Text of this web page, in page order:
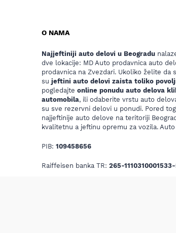
O NAMA
Najjeftiniji auto delovi u Beogradu
dve lokacije: MD Auto prodavnica auto
prodavnica na Zvezdari. Ukoliko želite da
su jeftini auto delovi zaista toliko
pogledajte online ponudu auto delova
automobila, ili odaberite vrstu auto
su sve rezervni delovi u ponudi. Pored
najjeftinije auto delove na teritoriji
kvalitetnu a jeftinu opremu za vozila.
PIB: 109458656
Raiffeisen banka TR: 265-